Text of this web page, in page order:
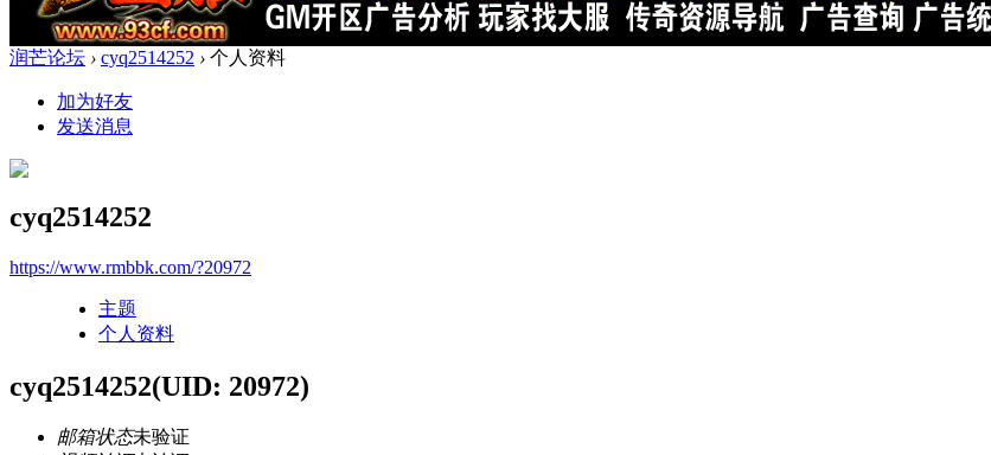
润芒论坛 › cyq2514252 › 个人资料
加为好友
发送消息
cyq2514252
https://www.rmbbk.com/?20972
主题
个人资料
cyq2514252(UID: 20972)
邮箱状态未验证